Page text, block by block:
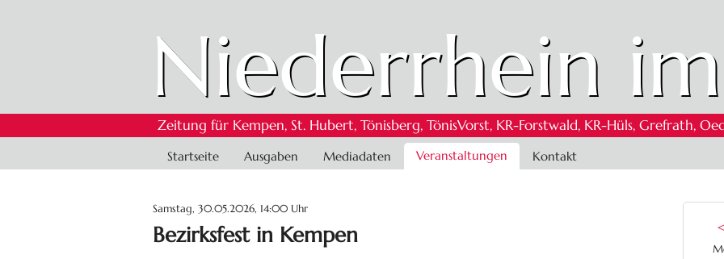
Niederrhein
Zeitung für Kempen, St. Hubert, Tönisberg, TönisVorst, KR-Forstwald, KR-Hüls, Grefrath,
Navigation
überspringen
Startseite Ausgaben Mediadaten Veranstaltungen Kontakt
Samstag, 30.05.2026, 14:00 Uhr
Bezirksfest in Kempen